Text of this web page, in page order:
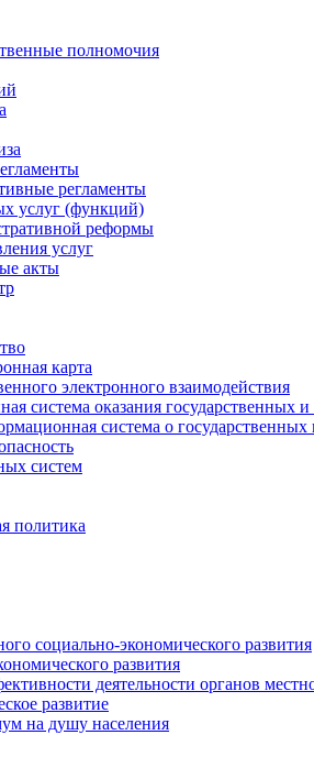
полномочия
регламенты
услуг (функций)
реформы
услуг
акты
карта
электронного взаимодействия
система оказания государственных
система о
систем
политика
социально-экономического развития
развития
деятельности органов
развитие
на душу населения